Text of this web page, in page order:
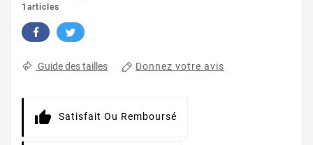
1articles
Guide des tailles Donnez votre avis
Satisfait Ou Remboursé